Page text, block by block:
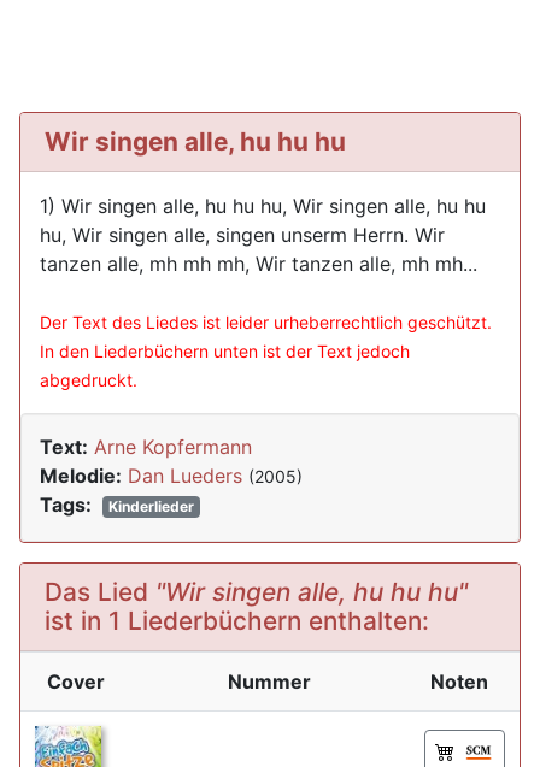
Wir singen alle, hu hu hu
1) Wir singen alle, hu hu hu, Wir singen alle, hu hu
hu, Wir singen alle, singen unserm Herrn. Wir
tanzen alle, mh mh mh, Wir tanzen alle, mh mh...
Der Text des Liedes ist leider urheberrechtlich geschützt.
In den Liederbüchern unten ist der Text jedoch
abgedruckt.
Text: Arne Kopfermann
Melodie: Dan Lueders (2005)
Tags: Kinderlieder
Das Lied "Wir singen alle, hu hu hu"
ist in 1 Liederbüchern enthalten:
Cover Nummer Noten